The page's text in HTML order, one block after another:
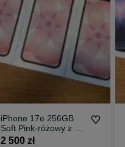
iPhone 17e 256GB
Soft Pink-różowy z PL
Dystrybucji GW
2 500 zł